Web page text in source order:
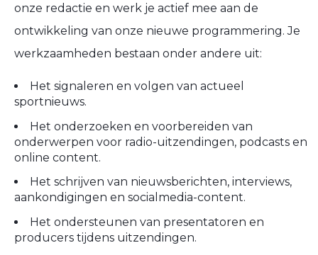
onze redactie en werk je actief mee aan de
ontwikkeling van onze nieuwe programmering. Je
werkzaamheden bestaan onder andere uit:
Het signaleren en volgen van actueel
sportnieuws.
Het onderzoeken en voorbereiden van
onderwerpen voor radio-uitzendingen, podcasts en
online content.
Het schrijven van nieuwsberichten, interviews,
aankondigingen en socialmedia-content.
Het ondersteunen van presentatoren en
producers tijdens uitzendingen.